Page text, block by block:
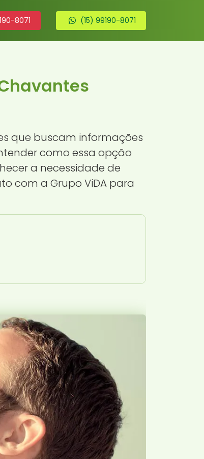
8071 (15) 99190-8071
que buscam informações
como essa opção
a necessidade de
com a Grupo ViDA para